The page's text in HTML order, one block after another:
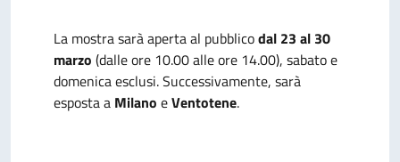
La mostra sarà aperta al pubblicodal 23 al 30
marzo (dalle ore 10.00 alle ore 14.00), sabato e
domenica esclusi. Successivamente, sarà
esposta a Milano eVentotene.